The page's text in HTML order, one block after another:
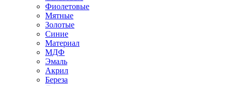
Фиолетовые
Мятные
Золотые
Синие
Материал
МДФ
Эмаль
Акрил
Береза